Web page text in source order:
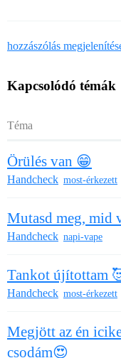
hozzászólás
Kapcsolódó témák
Téma
Örülés van 😁
Handcheck most-érkezett
Mutasd meg, mid
Handcheck napi-vape
Tankot újítottam
Handcheck most-érkezett
Megjött az én
csodám😍